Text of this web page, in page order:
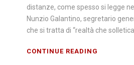
distanze, come spesso si legge
Nunzio Galantino, segretario
che si tratta di “realtà che
CONTINUE READING